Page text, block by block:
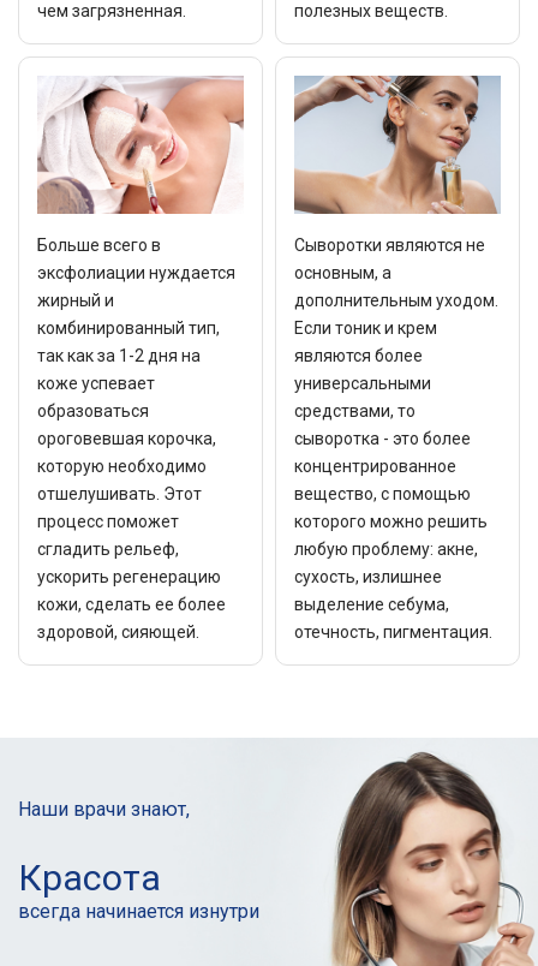
чем загрязненная.
полезных веществ.
Больше всего в
эксфолиации нуждается
жирный и
комбинированный тип,
так как за 1-2 дня на
коже успевает
образоваться
ороговевшая корочка,
которую необходимо
отшелушивать. Этот
процесс поможет
сгладить рельеф,
ускорить регенерацию
кожи, сделать ее более
здоровой, сияющей.
Сыворотки являются не
основным, а
дополнительным уходом.
Если тоник и крем
являются более
универсальными
средствами, то
сыворотка - это более
концентрированное
вещество, с помощью
которого можно решить
любую проблему: акне,
сухость, излишнее
выделение себума,
отечность, пигментация.
Наши врачи знают,
Красота
всегда начинается изнутри